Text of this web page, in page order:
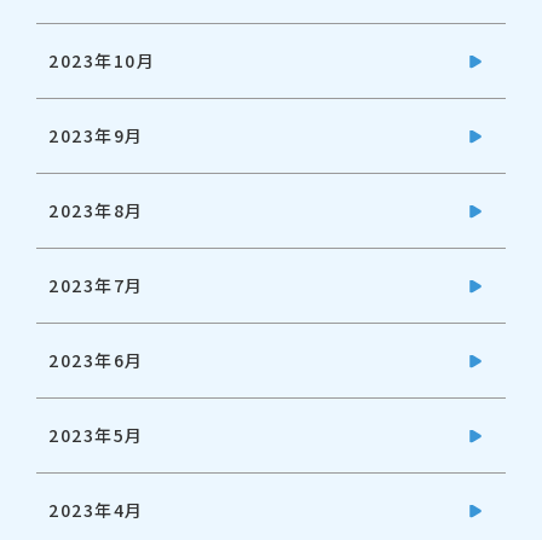
2023年10月
2023年9月
2023年8月
2023年7月
2023年6月
2023年5月
2023年4月